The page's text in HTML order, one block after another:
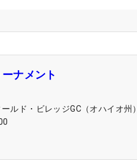
ナメント
ルド・ビレッジGC（オハイオ州）